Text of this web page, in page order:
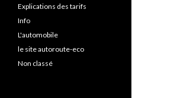
Explications des tarifs
Info
L'automobile
le site autoroute-eco
Non classé